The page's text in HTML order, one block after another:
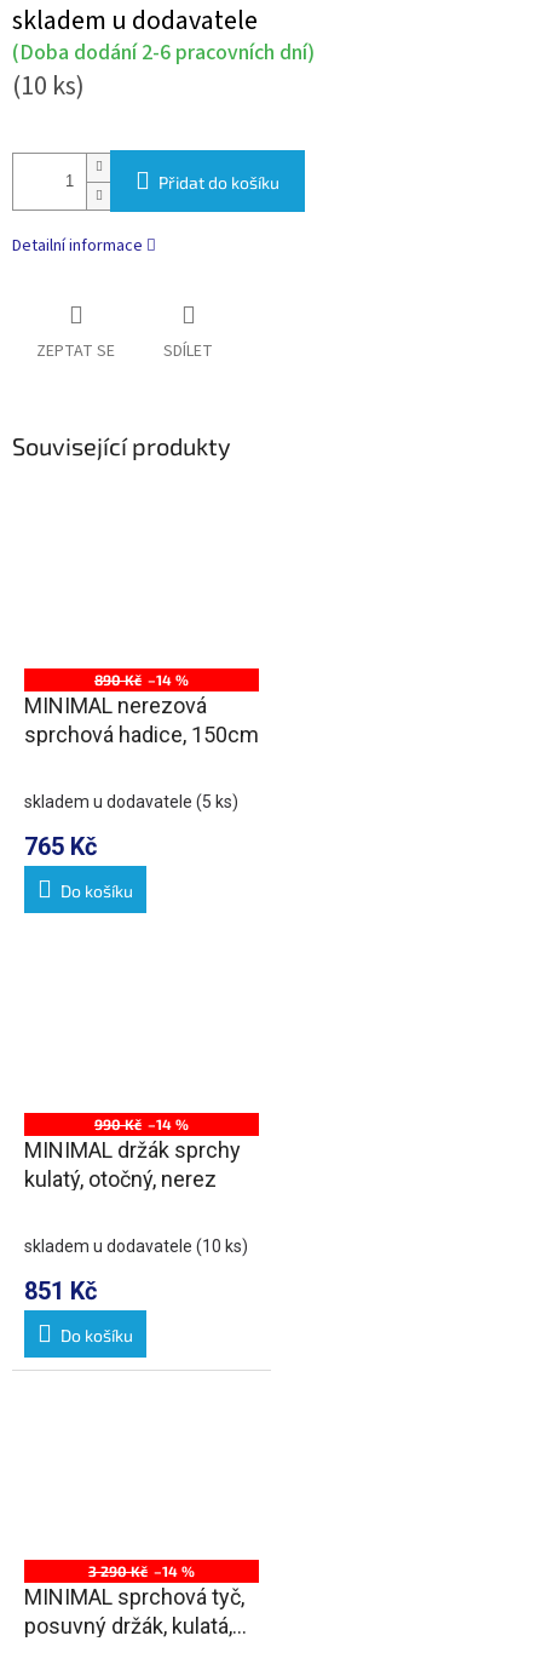
cena:
skladem u dodavatele
(Doba dodání 2-6 pracovních dní)
(10 ks)
Přidat do košíku
Detailní informace
ZEPTAT SE SDÍLET
Související produkty
890 Kč –14 %
MINIMAL nerezová
sprchová hadice, 150cm
skladem u dodavatele (5 ks)
765 Kč
Do košíku
990 Kč –14 %
MINIMAL držák sprchy
kulatý, otočný, nerez
skladem u dodavatele (10 ks)
851 Kč
Do košíku
3 290 Kč –14 %
MINIMAL sprchová tyč,
posuvný držák, kulatá,